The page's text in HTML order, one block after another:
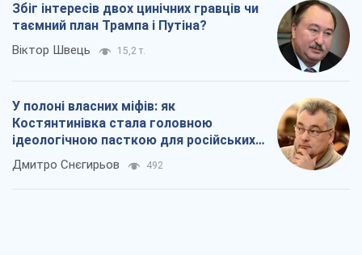
Збіг інтересів двох цинічних гравців чи
таємний план Трампа і Путіна?
Віктор Швець 15,2 т.
У полоні власних міфів: як
Костянтинівка стала головною
ідеологічною пасткою для російських
окупантів
Дмитро Снєгирьов 492